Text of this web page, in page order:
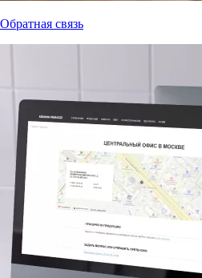
Обратная связь